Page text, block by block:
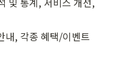
내, 각종 혜택/이벤트